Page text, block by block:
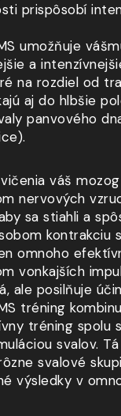
prispôsobí
umožňuje
a
na rozdiel od
aj do hlbšie
panvového
váš mozog
nervových
sa stiahlia
kontrakciu
omnoho
vonkajších
ale posilňuje
tréning
tréning spolu
svalov.
svalové
výsledky v